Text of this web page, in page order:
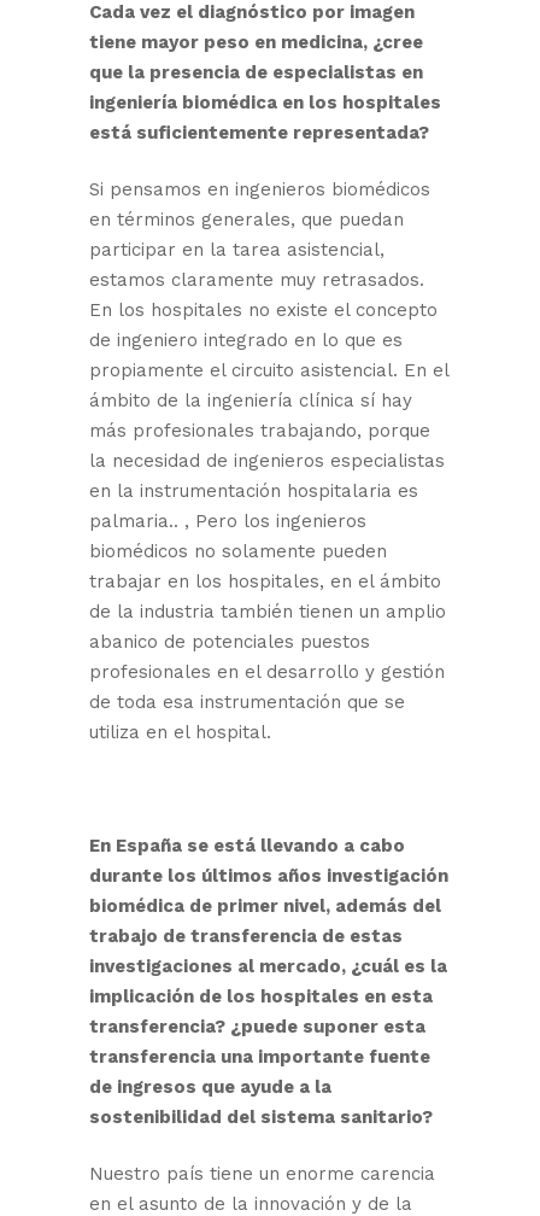
Cada vez el diagnóstico por imagen
tiene mayor peso en medicina, ¿cree
que la presencia de especialistas en
ingeniería biomédica en los hospitales
está suficientemente representada?
Si pensamos en ingenieros biomédicos
en términos generales, que puedan
participar en la tarea asistencial,
estamos claramente muy retrasados.
En los hospitales no existe el concepto
de ingeniero integrado en lo que es
propiamente el circuito asistencial. En el
ámbito de la ingeniería clínica sí hay
más profesionales trabajando, porque
la necesidad de ingenieros especialistas
en la instrumentación hospitalaria es
palmaria.. , Pero los ingenieros
biomédicos no solamente pueden
trabajar en los hospitales, en el ámbito
de la industria también tienen un amplio
abanico de potenciales puestos
profesionales en el desarrollo y gestión
de toda esa instrumentación que se
utiliza en el hospital.
En España se está llevando a cabo
durante los últimos años investigación
biomédica de primer nivel, además del
trabajo de transferencia de estas
investigaciones al mercado, ¿cuál es la
implicación de los hospitales en esta
transferencia? ¿puede suponer esta
transferencia una importante fuente
de ingresos que ayude a la
sostenibilidad del sistema sanitario?
Nuestro país tiene un enorme carencia
en el asunto de la innovación y de la